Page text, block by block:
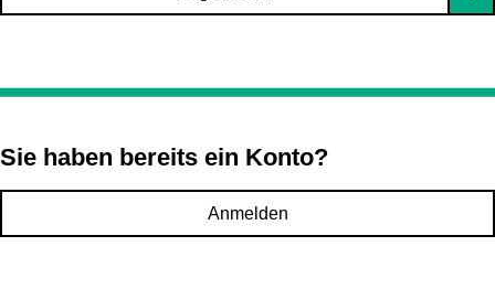
Sie haben bereits ein Konto?
Anmelden